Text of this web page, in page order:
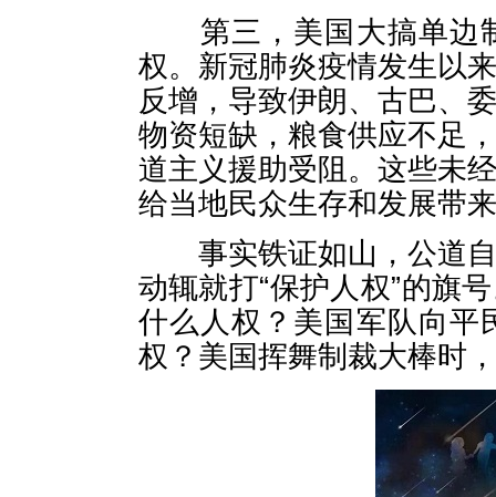
第三，美国大搞单边
权。新冠肺炎疫情发生以
反增，导致伊朗、古巴、
物资短缺，粮食供应不足
道主义援助受阻。这些未
给当地民众生存和发展带
事实铁证如山，公道自
动辄就打“保护人权”的旗
什么人权？美国军队向平
权？美国挥舞制裁大棒时